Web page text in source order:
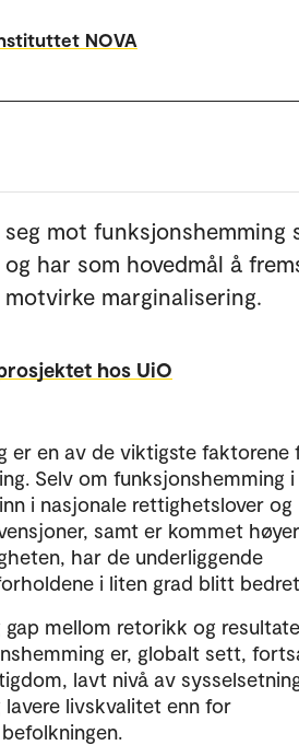
NOVA
mot funksjonshemming
har som hovedmål å
marginalisering.
hos UiO
er en av de viktigste faktorene
Selv om funksjonshemming
i nasjonale rettighetslover og
samt er kommet
har de underliggende
i liten grad blitt
mellom retorikk og
er, globalt sett,
lavt nivå av
lavere livskvalitet enn for